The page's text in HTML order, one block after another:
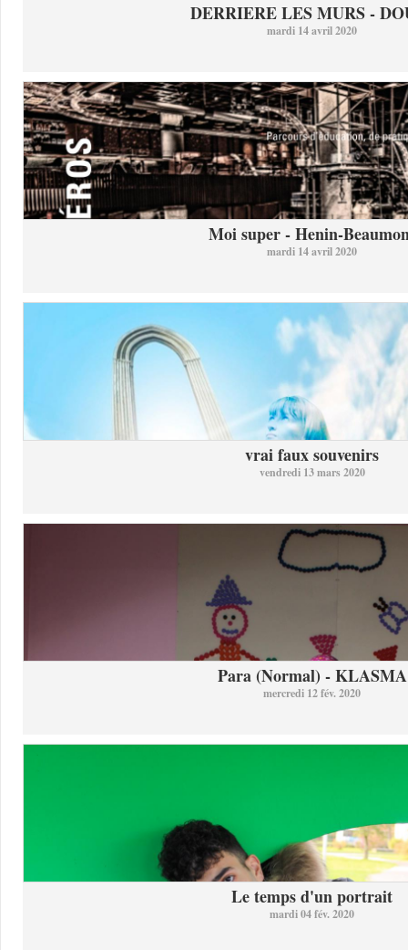
DERRIERE LES MURS -
mardi 14 avril 2020
Moi super - Henin-
mardi 14 avril 2020
vrai faux souvenirs
vendredi 13 mars 2020
Para (Normal) - KLASMA
mercredi 12 fév. 2020
Le temps d'un portrait
mardi 04 fév. 2020